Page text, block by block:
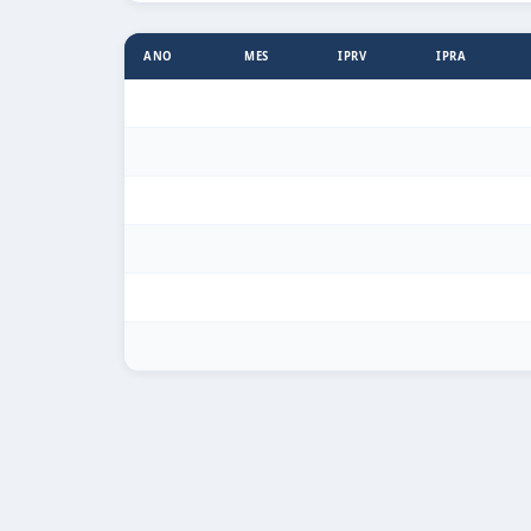
ANO MES IPRV IPRA